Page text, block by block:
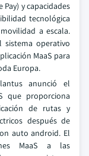
y capacidades
tecnológica
a escala.
sistema operativo
MaaS para
Europa.
anunció el
que proporciona
de rutas y
después de
auto android. El
MaaS a las